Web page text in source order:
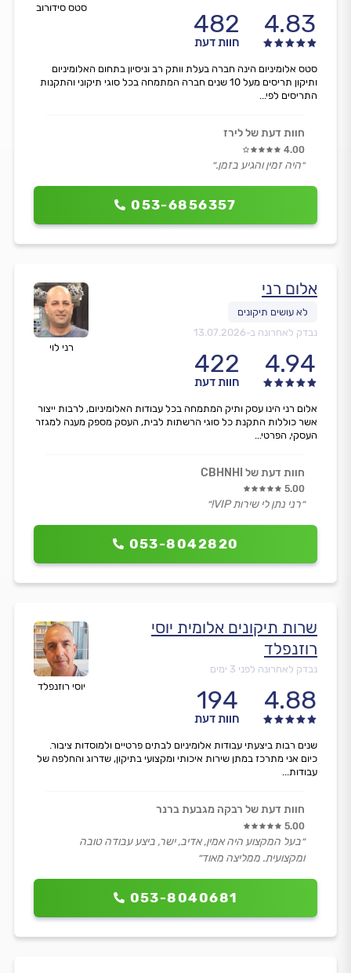
סטס סידורוב
4.83
482
חוות דעת
053-6856357
סטס אלומיניום הינה חברה בעלת וותק רב וניסיון בתחום האלומיניום
ותיקון תריסים מעל 10 שנים חברה המתמחה בכל סוגי תיקוני והתקנות
התריסים לפי...
חוות דעת של לירז
4.00
״היה זמין והגיע בזמן.״
רני לוי
אלום רני
נבדק לאחרונה ב-13.07.2026
4.94
422
חוות דעת
053-8042820
אלום רני הינו עסק ותיק המתמחה בכל עבודות האלומיניום, לרבות ייצור
אשר כוללות התקנת כל סוגי הרשתות לבית, העסק מספק מענה למגזר
העסקי, הפרטי...
חוות דעת של CBHNHI
5.00
״רני נתן לי שירות VIP!״
יוסי רוזנפלד
שרות תיקונים אלומית יוסי
רוזנפלד
נבדק לאחרונה לפני 3 ימים
4.88
194
חוות דעת
053-8040681
שנים רבות ביצעתי עבודות אלומיניום לבתים פרטיים ולמוסדות ציבור.
כיום אני מתרכז במתן שירות איכותי ומקצועי בתיקון, שדרוג והחלפה של
עבודות...
חוות דעת של רבקה מגבעת ברנר
5.00
״בעל המקצוע היה אמין, אדיב, ישר, ביצע עבודה טובה
ומקצועית. ממליצה מאוד״